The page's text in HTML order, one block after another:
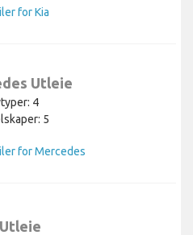
for Kia
Utleie
4
5
for Mercedes